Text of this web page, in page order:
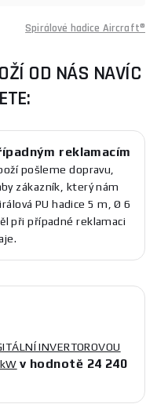
Spirálové hadice Aircraft®
OD NÁS NAVÍC
reklamacím
pošleme dopravu,
zákazník, který nám
PU hadice 5 m, Ø 6
při případné reklamaci
INVERTOROVOU
v hodnotě 24 240